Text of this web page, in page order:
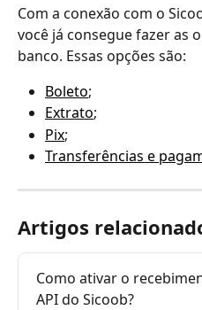
Com a conexão com o
você já consegue fazer as
banco. Essas opções são:
Boleto;
Extrato;
Pix;
Transferências e
Artigos
Como ativar o
API do Sicoob?